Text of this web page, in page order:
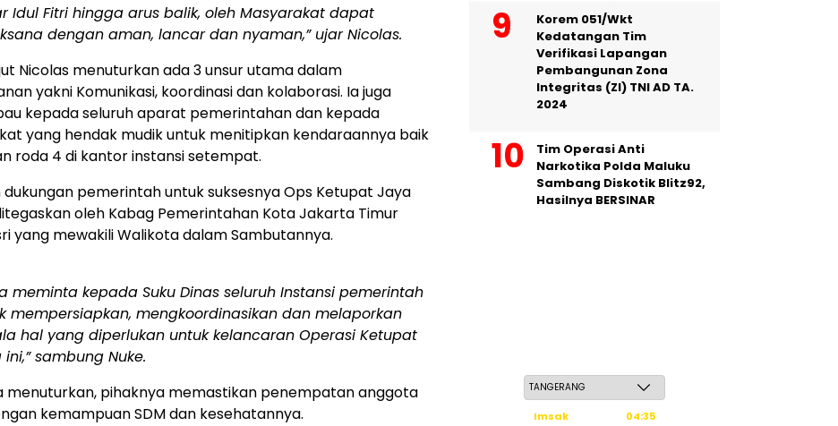
Idul Fitri hingga arus balik, oleh Masyarakat dapat
dengan aman, lancar dan nyaman,” ujar Nicolas.
Nicolas menuturkan ada 3 unsur utama dalam
yakni Komunikasi, koordinasi dan kolaborasi. Ia juga
kepada seluruh aparat pemerintahan dan kepada
yang hendak mudik untuk menitipkan kendaraannya baik
roda 4 di kantor instansi setempat.
dukungan pemerintah untuk suksesnya Ops Ketupat Jaya
oleh Kabag Pemerintahan Kota Jakarta Timur
yang mewakili Walikota dalam Sambutannya.
meminta kepada Suku Dinas seluruh Instansi pemerintah
mempersiapkan, mengkoordinasikan dan melaporkan
hal yang diperlukan untuk kelancaran Operasi Ketupat
sambung Nuke.
menuturkan, pihaknya memastikan penempatan anggota
kemampuan SDM dan kesehatannya.
Korem 051/Wkt
Kedatangan Tim
Verifikasi Lapangan
Pembangunan Zona
Integritas (ZI) TNI AD TA.
2024
Tim Operasi Anti
Narkotika Polda Maluku
Sambang Diskotik Blitz92,
Hasilnya BERSINAR
Imsak
04:35